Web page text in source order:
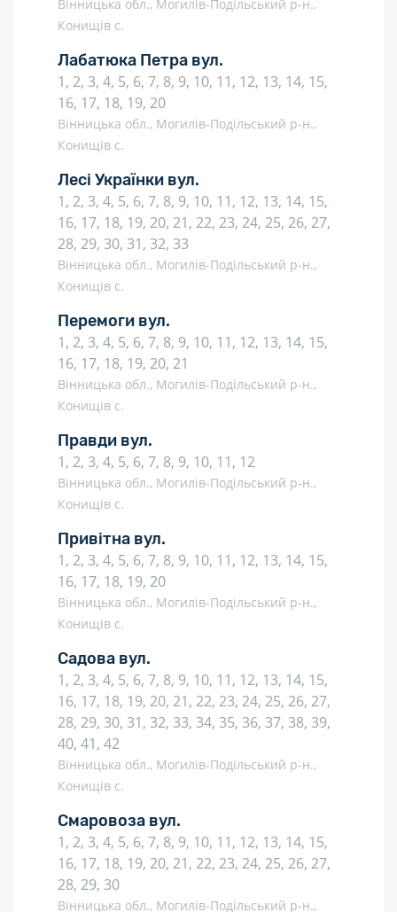
Вінницька обл., Могилів-Подільський р-н.,
Конищів с.
Лабатюка Петра вул.
1, 2, 3, 4, 5, 6, 7, 8, 9, 10, 11, 12, 13, 14, 15,
16, 17, 18, 19, 20
Вінницька обл., Могилів-Подільський р-н.,
Конищів с.
Лесі Українки вул.
1, 2, 3, 4, 5, 6, 7, 8, 9, 10, 11, 12, 13, 14, 15,
16, 17, 18, 19, 20, 21, 22, 23, 24, 25, 26, 27,
28, 29, 30, 31, 32, 33
Вінницька обл., Могилів-Подільський р-н.,
Конищів с.
Перемоги вул.
1, 2, 3, 4, 5, 6, 7, 8, 9, 10, 11, 12, 13, 14, 15,
16, 17, 18, 19, 20, 21
Вінницька обл., Могилів-Подільський р-н.,
Конищів с.
Правди вул.
1, 2, 3, 4, 5, 6, 7, 8, 9, 10, 11, 12
Вінницька обл., Могилів-Подільський р-н.,
Конищів с.
Привітна вул.
1, 2, 3, 4, 5, 6, 7, 8, 9, 10, 11, 12, 13, 14, 15,
16, 17, 18, 19, 20
Вінницька обл., Могилів-Подільський р-н.,
Конищів с.
Садова вул.
1, 2, 3, 4, 5, 6, 7, 8, 9, 10, 11, 12, 13, 14, 15,
16, 17, 18, 19, 20, 21, 22, 23, 24, 25, 26, 27,
28, 29, 30, 31, 32, 33, 34, 35, 36, 37, 38, 39,
40, 41, 42
Вінницька обл., Могилів-Подільський р-н.,
Конищів с.
Смаровоза вул.
1, 2, 3, 4, 5, 6, 7, 8, 9, 10, 11, 12, 13, 14, 15,
16, 17, 18, 19, 20, 21, 22, 23, 24, 25, 26, 27,
28, 29, 30
Вінницька обл., Могилів-Подільський р-н.,